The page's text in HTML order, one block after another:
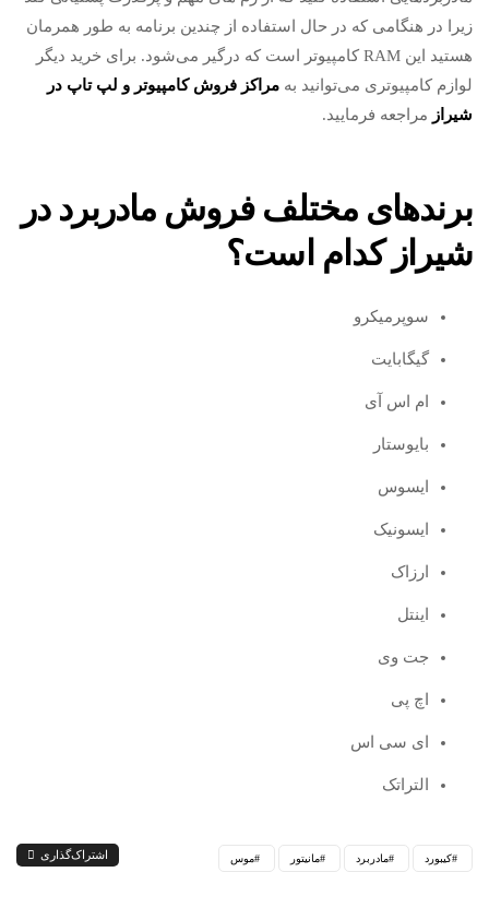
زیرا در هنگامی که در حال استفاده از چندین برنامه به طور همرمان
هستید این RAM کامپیوتر است که درگیر می‌شود. برای خرید دیگر
لوازم کامپیوتری می‌توانید به مراکز فروش کامپیوتر و لپ تاپ در
شیراز مراجعه فرمایید.
برندهای مختلف فروش مادربرد در
شیراز کدام است؟
سوپرمیکرو
گیگابایت
ام اس آی
بایوستار
ایسوس
ایسونیک
ارزاک
اینتل
جت وی
اچ پی
ای سی اس
التراتک
کیبورد مادربرد مانیتور موس اشتراک‌گذاری